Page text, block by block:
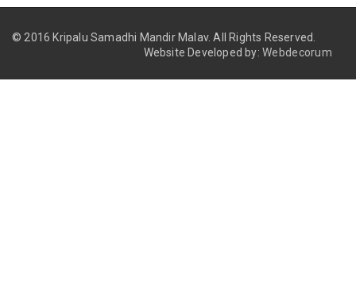
© 2016 Kripalu Samadhi Mandir Malav. All Rights Reserved.
Website Developed by: Webdecorum